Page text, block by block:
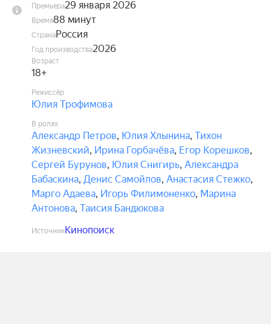
Премьера29 января 2026
Время88 минут
СтранаРоссия
Год производства2026
Возраст
18+
Режиссёр
Юлия Трофимова
В ролях
Александр Петров, Юлия Хлынина, Тихон
Жизневский, Ирина Горбачёва, Егор Корешков,
Сергей Бурунов, Юлия Снигирь, Александра
Бабаскина, Денис Самойлов, Анастасия Стежко,
Марго Адаева, Игорь Филимоненко, Марина
Антонова, Таисия Бандюкова
ИсточникКинопоиск